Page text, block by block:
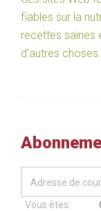
fiables sur la
recettes saines
d’autres choses.
Vous êtes: